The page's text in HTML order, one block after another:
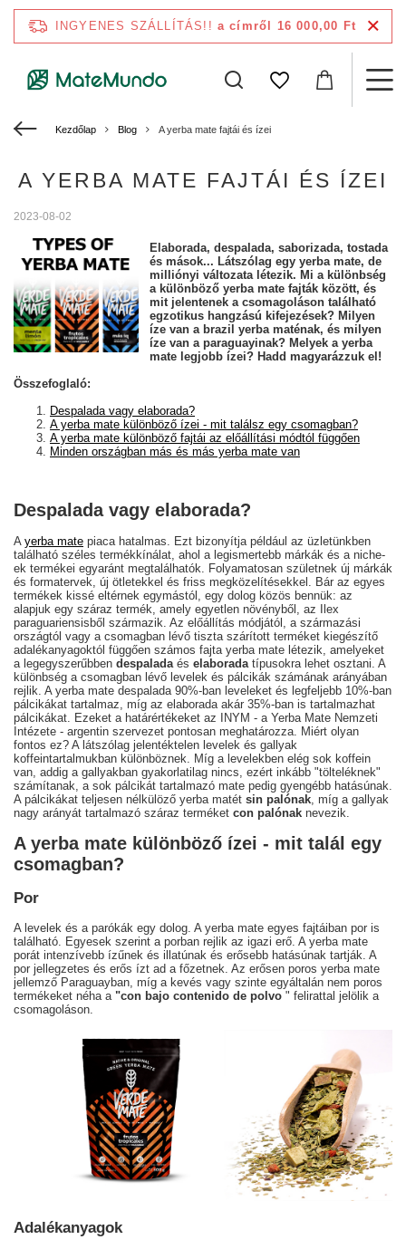
INGYENES SZÁLLÍTÁS!! a címről 16 000,00 Ft
Kezdőlap Blog A yerba mate fajtái és ízei
A YERBA MATE FAJTÁI ÉS ÍZEI
2023-08-02
Elaborada, despalada, saborizada, tostada
és mások... Látszólag egy yerba mate, de
milliónyi változata létezik. Mi a különbség
a különböző yerba mate fajták között, és
mit jelentenek a csomagoláson található
egzotikus hangzású kifejezések? Milyen
íze van a brazil yerba maténak, és milyen
íze van a paraguayinak? Melyek a yerba
mate legjobb ízei? Hadd magyarázzuk el!
Összefoglaló:
Despalada vagy elaborada?
A yerba mate különböző ízei - mit találsz egy csomagban?
A yerba mate különböző fajtái az előállítási módtól függően
Minden országban más és más yerba mate van
Despalada vagy elaborada?
A yerba mate piaca hatalmas. Ezt bizonyítja például az üzletünkben
található széles termékkínálat, ahol a legismertebb márkák és a niche-
ek termékei egyaránt megtalálhatók. Folyamatosan születnek új márkák
és formatervek, új ötletekkel és friss megközelítésekkel. Bár az egyes
termékek kissé eltérnek egymástól, egy dolog közös bennük: az
alapjuk egy száraz termék, amely egyetlen növényből, az Ilex
paraguariensisből származik. Az előállítás módjától, a származási
országtól vagy a csomagban lévő tiszta szárított terméket kiegészítő
adalékanyagoktól függően számos fajta yerba mate létezik, amelyeket
a legegyszerűbben despaladaés elaboradatípusokra lehet osztani. A
különbség a csomagban lévő levelek és pálcikák számának arányában
rejlik. A yerba mate despalada 90%-ban leveleket és legfeljebb 10%-ban
pálcikákat tartalmaz, míg az elaborada akár 35%-ban is tartalmazhat
pálcikákat. Ezeket a határértékeket az INYM - a Yerba Mate Nemzeti
Intézete - argentin szervezet pontosan meghatározza. Miért olyan
fontos ez? A látszólag jelentéktelen levelek és gallyak
koffeintartalmukban különböznek. Míg a levelekben elég sok koffein
van, addig a gallyakban gyakorlatilag nincs, ezért inkább "tölteléknek"
számítanak, a sok pálcikát tartalmazó mate pedig gyengébb hatásúnak.
A pálcikákat teljesen nélkülöző yerba matét sin palónak, míg a gallyak
nagy arányát tartalmazó száraz terméket con palónak nevezik.
A yerba mate különböző ízei - mit talál egy
csomagban?
Por
A levelek és a parókák egy dolog. A yerba mate egyes fajtáiban por is
található. Egyesek szerint a porban rejlik az igazi erő. A yerba mate
porát intenzívebb ízűnek és illatúnak és erősebb hatásúnak tartják. A
por jellegzetes és erős ízt ad a főzetnek. Az erősen poros yerba mate
jellemző Paraguayban, míg a kevés vagy szinte egyáltalán nem poros
termékeket néha a "con bajo contenido de polvo " felirattal jelölik a
csomagoláson.
Adalékanyagok